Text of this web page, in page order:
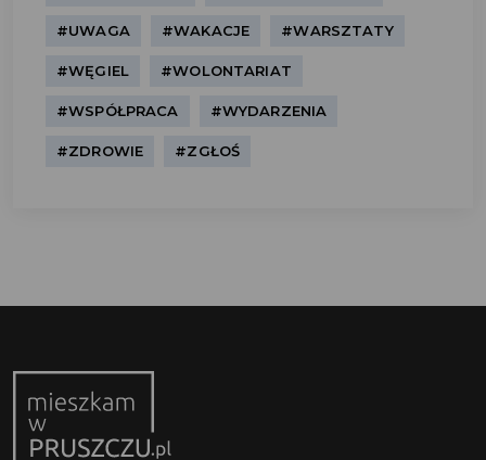
#UWAGA #WAKACJE #WARSZTATY
#WĘGIEL #WOLONTARIAT
#WSPÓŁPRACA #WYDARZENIA
#ZDROWIE #ZGŁOŚ